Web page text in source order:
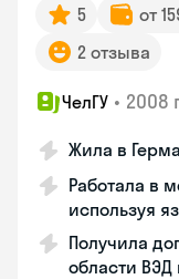
5 от
2 отзыва
ЧелГУ • 2008
Жила в
Работала в
используя
Получила
области ВЭД